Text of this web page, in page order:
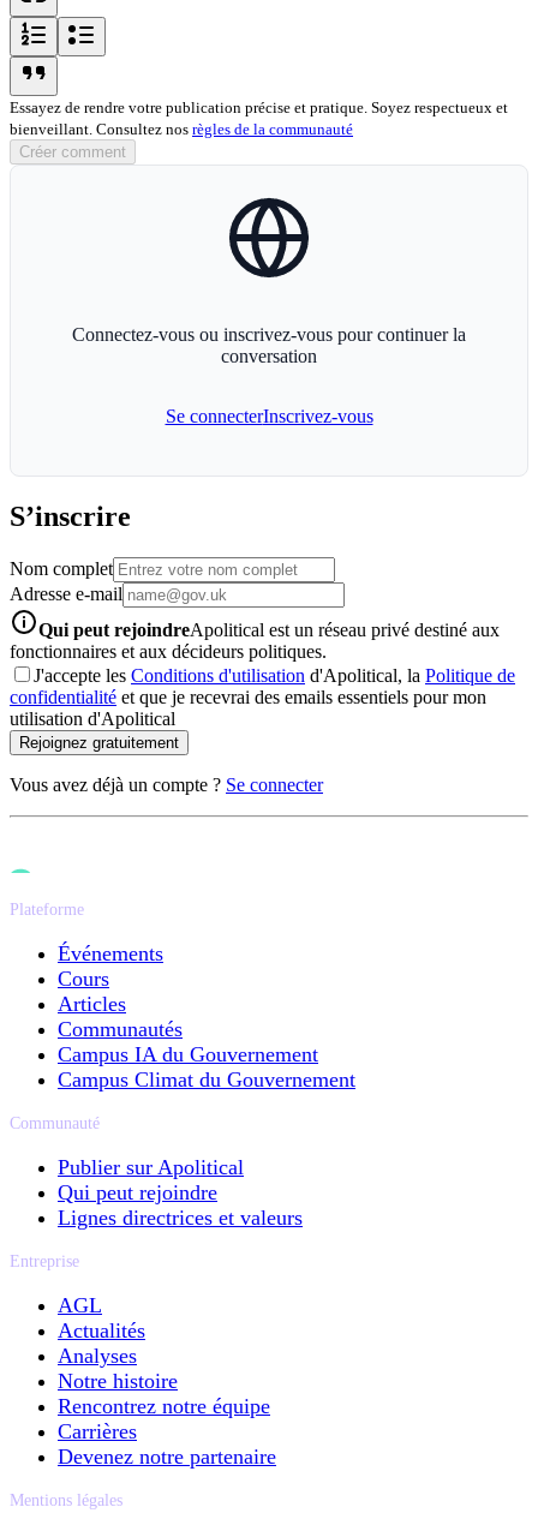
ordered-list-icon
Essayez de rendre votre publication précise et pratique. Soyez respectueux et
bienveillant. Consultez nos règles de la communauté
Créer comment
Connectez-vous ou inscrivez-vous pour continuer la
conversation
Se connecterInscrivez-vous
S’inscrire
Nom complet
Adresse e-mail
Qui peut rejoindreApolitical est un réseau privé destiné aux
fonctionnaires et aux décideurs politiques.
J'accepte les Conditions d'utilisation d'Apolitical, la Politique de
confidentialité et que je recevrai des emails essentiels pour mon
utilisation d'Apolitical
Rejoignez gratuitement
Vous avez déjà un compte ? Se connecter
Plateforme
Événements
Cours
Articles
Communautés
Campus IA du Gouvernement
Campus Climat du Gouvernement
Communauté
Publier sur Apolitical
Qui peut rejoindre
Lignes directrices et valeurs
Entreprise
AGL
Actualités
Analyses
Notre histoire
Rencontrez notre équipe
Carrières
Devenez notre partenaire
Mentions légales